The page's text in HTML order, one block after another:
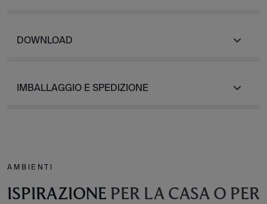
DOWNLOAD
IMBALLAGGIO E SPEDIZIONE
AMBIENTI
ISPIRAZIONE PER LA CASA O PER